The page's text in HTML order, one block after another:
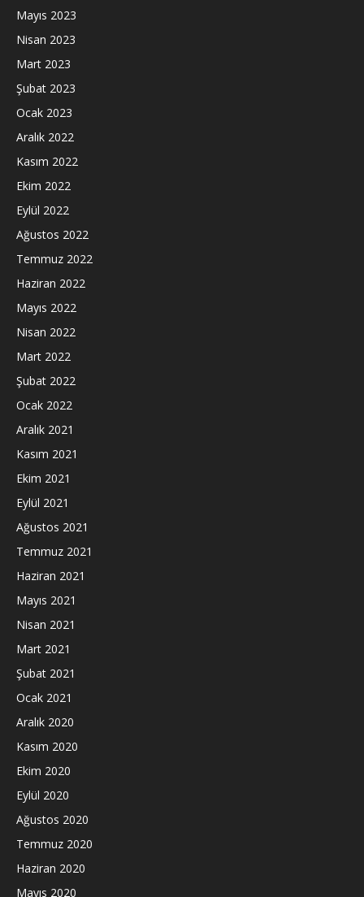
Mayıs 2023
Nisan 2023
Mart 2023
Şubat 2023
Ocak 2023
Aralık 2022
Kasım 2022
Ekim 2022
Eylül 2022
Ağustos 2022
Temmuz 2022
Haziran 2022
Mayıs 2022
Nisan 2022
Mart 2022
Şubat 2022
Ocak 2022
Aralık 2021
Kasım 2021
Ekim 2021
Eylül 2021
Ağustos 2021
Temmuz 2021
Haziran 2021
Mayıs 2021
Nisan 2021
Mart 2021
Şubat 2021
Ocak 2021
Aralık 2020
Kasım 2020
Ekim 2020
Eylül 2020
Ağustos 2020
Temmuz 2020
Haziran 2020
Mayıs 2020